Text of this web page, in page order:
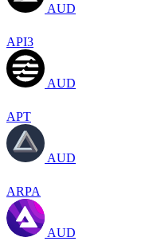
AUD
API3
AUD
APT
AUD
ARPA
AUD